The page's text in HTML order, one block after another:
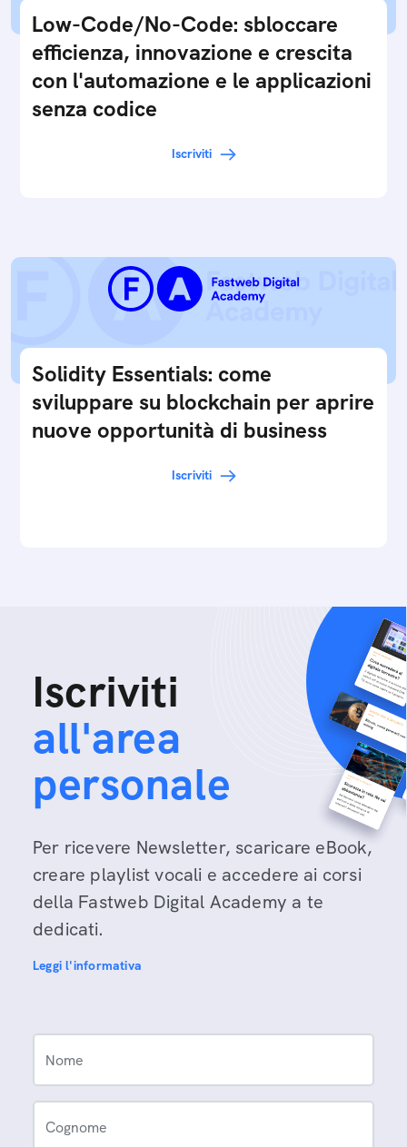
Low-Code/No-Code: sbloccare
efficienza, innovazione e crescita
con l'automazione e le applicazioni
senza codice
Iscriviti
Solidity Essentials: come
sviluppare su blockchain per aprire
nuove opportunità di business
Iscriviti
Iscriviti
all'area
personale
Per ricevere Newsletter, scaricare eBook,
creare playlist vocali e accedere ai corsi
della Fastweb Digital Academy a te
dedicati.
Leggi l'informativa
Nome
Cognome